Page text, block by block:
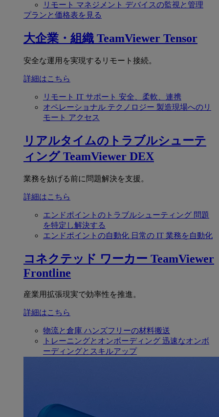
リモート マネジメント デバイスの監視と管理
プランと価格表を見る
大企業・組織 TeamViewer Tensor
安全な運用を実現するリモート接続。
詳細はこちら
リモート IT サポート 安全、柔軟、連携
オペレーショナル テクノロジー 製造現場へのリ
モート アクセス
リアルタイムのトラブルシューテ
ィング TeamViewer DEX
業務を妨げる前に問題解決を支援。
詳細はこちら
エンドポイントのトラブルシューティング 問題
を特定し解決する
エンドポイントの自動化 日常の IT 業務を自動化
コネクテッド ワーカー TeamViewer
Frontline
産業用拡張現実で効率性を推進。
詳細はこちら
物流と倉庫 ハンズフリーの材料搬送
トレーニングとオンボーディング 迅速なオンボ
ーディングとスキルアップ